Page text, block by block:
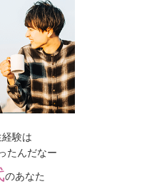
験は
たんだなー
のあなた